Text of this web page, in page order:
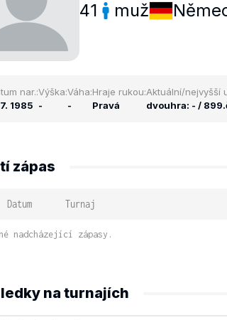
41 muž
nar.:
1985
Výška:
-
Váha:
-
Hraje rukou:
Pravá
Aktuální/nejvyšší
dvouhra: - / 899.
zápas
Datum Turnaj
nadcházející zápasy.
na turnajích